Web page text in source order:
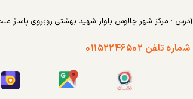
آدرس : مرکز شهر چالوس بلوار شهید بهشتی روبروی پاساژ
شماره تلفن ۰۱۱۵۲۲۴۶۵۰۲